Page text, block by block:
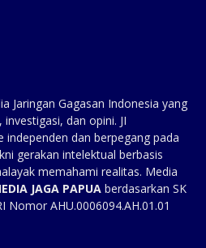
Jaringan Gagasan Indonesia yang
dan opini. JI
dan berpegang pada
gerakan intelektual berbasis
memahami realitas. Media
JAGA PAPUA berdasarkan SK
Nomor AHU.0006094.AH.01.01